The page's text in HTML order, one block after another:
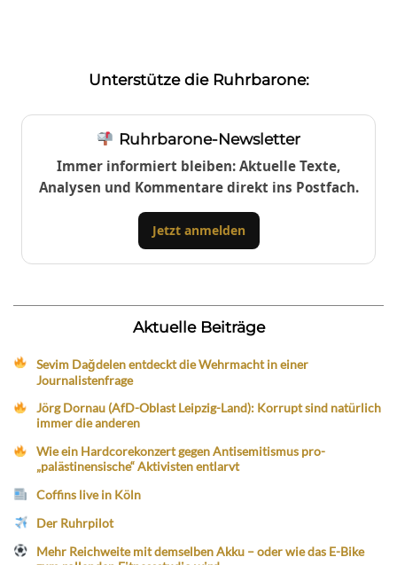
Unterstütze die Ruhrbarone:
Ruhrbarone-Newsletter
Immer informiert bleiben: Aktuelle Texte,
Analysen und Kommentare direkt ins Postfach.
Jetzt anmelden
Aktuelle Beiträge
Sevim Dağdelen entdeckt die Wehrmacht in einer
Journalistenfrage
Jörg Dornau (AfD-Oblast Leipzig-Land): Korrupt sind natürlich
immer die anderen
Wie ein Hardcorekonzert gegen Antisemitismus pro-
„palästinensische“ Aktivisten entlarvt
Coffins live in Köln
Der Ruhrpilot
Mehr Reichweite mit demselben Akku – oder wie das E-Bike